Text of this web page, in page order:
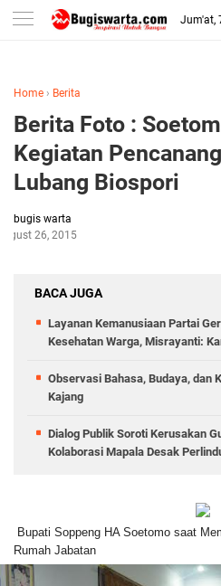
-->
Jum'at,
Home › Berita
Berita Foto :
Kegiatan
Lubang Biospori
bugis warta
26, 2015
BACA JUGA
Layanan Kemanusiaan Partai
Kesehatan Warga, Misrayanti:
Observasi Bahasa, Budaya, dan
Kajang
Dialog Publik Soroti Kerusakan
Kolaborasi Mapala Desak
Bupati Soppeng HA Soetomo saat
Rumah Jabatan